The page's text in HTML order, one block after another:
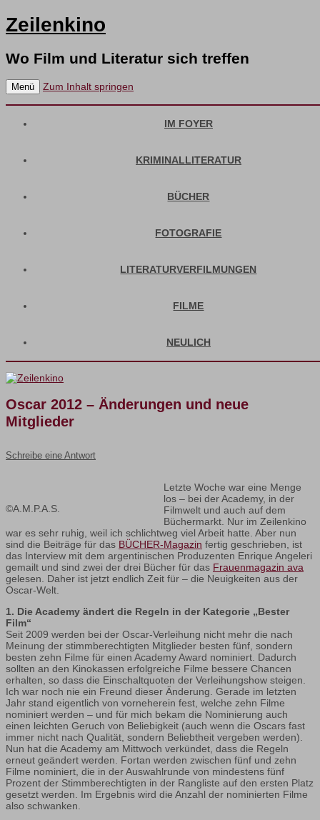
Zeilenkino
Wo Film und Literatur sich treffen
Menü Zum Inhalt springen
IM FOYER
KRIMINALLITERATUR
BÜCHER
FOTOGRAFIE
LITERATURVERFILMUNGEN
FILME
NEULICH
Oscar 2012 – Änderungen und neue
Mitglieder
Schreibe eine Antwort
©A.M.P.A.S.
Letzte Woche war eine Menge
los – bei der Academy, in der
Filmwelt und auch auf dem
Büchermarkt. Nur im Zeilenkino
war es sehr ruhig, weil ich schlichtweg viel Arbeit hatte. Aber nun
sind die Beiträge für das BÜCHER-Magazin fertig geschrieben, ist
das Interview mit dem argentinischen Produzenten Enrique Angeleri
gemailt und sind zwei der drei Bücher für das Frauenmagazin ava
gelesen. Daher ist jetzt endlich Zeit für – die Neuigkeiten aus der
Oscar-Welt.
1. Die Academy ändert die Regeln in der Kategorie „Bester
Film“
Seit 2009 werden bei der Oscar-Verleihung nicht mehr die nach
Meinung der stimmberechtigten Mitglieder besten fünf, sondern
besten zehn Filme für einen Academy Award nominiert. Dadurch
sollten an den Kinokassen erfolgreiche Filme bessere Chancen
erhalten, so dass die Einschaltquoten der Verleihungshow steigen.
Ich war noch nie ein Freund dieser Änderung. Gerade im letzten
Jahr stand eigentlich von vorneherein fest, welche zehn Filme
nominiert werden – und für mich bekam die Nominierung auch
einen leichten Geruch von Beliebigkeit (auch wenn die Oscars fast
immer nicht nach Qualität, sondern Beliebtheit vergeben werden).
Nun hat die Academy am Mittwoch verkündet, dass die Regeln
erneut geändert werden. Fortan werden zwischen fünf und zehn
Filme nominiert, die in der Auswahlrunde von mindestens fünf
Prozent der Stimmberechtigten in der Rangliste auf den ersten Platz
gesetzt werden. Im Ergebnis wird die Anzahl der nominierten Filme
also schwanken.